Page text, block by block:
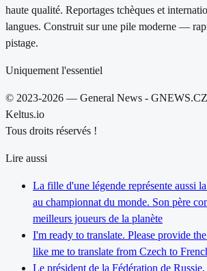
haute qualité. Reportages tchèques et
langues. Construit sur une pile moderne —
pistage.
Uniquement l'essentiel
© 2023-2026 — General News -
Keltus.io
Tous droits réservés !
Lire aussi
La fille d'une légende représente aussi
au championnat du monde. Son père
meilleurs joueurs de la planète
I'm ready to translate. Please provide
like me to translate from Czech to
Le président de la Fédération de